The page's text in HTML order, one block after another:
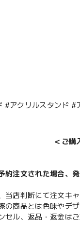
#アクリルスタンド #
＜ご購
約注文された場合、
当店判断にて注文キ
の商品とは色味やデ
セル、返品・返金は